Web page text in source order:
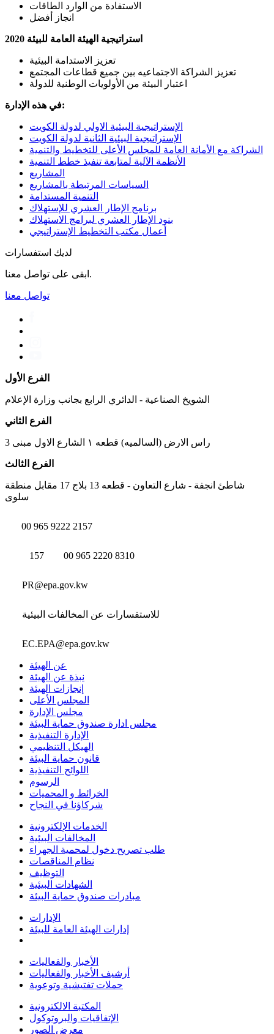
الاستفادة من الوارد الطاقات
انجاز أفضل
استراتيجية الهيئة العامة للبيئة 2020
تعزيز الاستدامة البيئية
تعزيز الشراكة الاجتماعيه بين جميع قطاعات المجتمع
اعتبار البيئة من الأولويات الوطنية للدولة
في هذه الإدارة:
الإستراتيجية البيئية الاولي لدولة الكويت
الإستراتيجية البيئية الثانية لدولة الكويت
الشراكة مع الأمانة العامة للمجلس الأعلى للتخطيط والتنمية
الأنظمة الآلية لمتابعة تنفيذ خطط التنمية
المشاريع
السياسات المرتبطة بالمشاريع
التنمية المستدامة
برنامج الإطار العشري للإستهلاك
بنود الإطار العشري لبرامج الاستهلاك
أعمال مكتب التخطیط الإستراتیجي
لديك استفسارات
ابقى على تواصل معنا.
تواصل معنا
الفرع الأول
الشويخ الصناعية - الدائري الرابع بجانب وزارة الإعلام
الفرع الثاني
راس الارض (السالميه) قطعه ١ الشارع الاول مبنى 3
الفرع الثالث
شاطئ انجفة - شارع التعاون - قطعه 13 بلاج 17 مقابل منطقة
سلوى
00 965 9222 2157
157 00 965 2220 8310
PR@epa.gov.kw
للاستفسارات عن المخالفات البيئية
EC.EPA@epa.gov.kw
عن الهيئة
نبذة عن الهيئة
إنجازات الهيئة
المجلس الأعلى
مجلس الإدارة
مجلس ادارة صندوق حماية البيئة
الإدارة التنفيذية
الهيكل التنظيمي
قانون حماية البيئة
اللوائح التنفيذية
الرسوم
الخرائط و المحميات
شركاؤنا في النجاح
الخدمات الإلكترونية
المخالفات البيئية
طلب تصريح دخول لمحمية الجهراء
نظام المناقصات
التوظيف
الشهادات البيئية
مبادرات صندوق حماية البيئة
الإدارات
إدارات الهيئة العامة للبيئة
الأخبار والفعاليات
أرشيف الأخبار والفعاليات
حملات تفتيشية وتوعوية
المكتبة الالكترونية
الإتفاقيات والبروتوكول
معرض الصور